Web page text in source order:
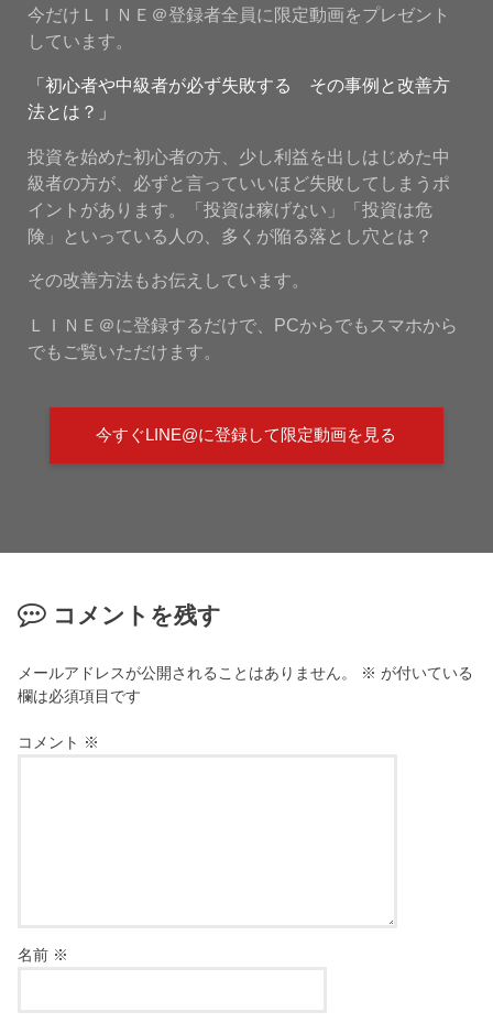
今だけＬＩＮＥ＠登録者全員に限定動画をプレゼント
しています。
「初心者や中級者が必ず失敗する その事例と改善方
法とは？」
投資を始めた初心者の方、少し利益を出しはじめた中
級者の方が、必ずと言っていいほど失敗してしまうポ
イントがあります。「投資は稼げない」「投資は危
険」といっている人の、多くが陥る落とし穴とは？
その改善方法もお伝えしています。
ＬＩＮＥ＠に登録するだけで、PCからでもスマホから
でもご覧いただけます。
今すぐLINE@に登録して限定動画を見る
コメントを残す
メールアドレスが公開されることはありません。 ※ が付いている
欄は必須項目です
コメント ※
名前 ※